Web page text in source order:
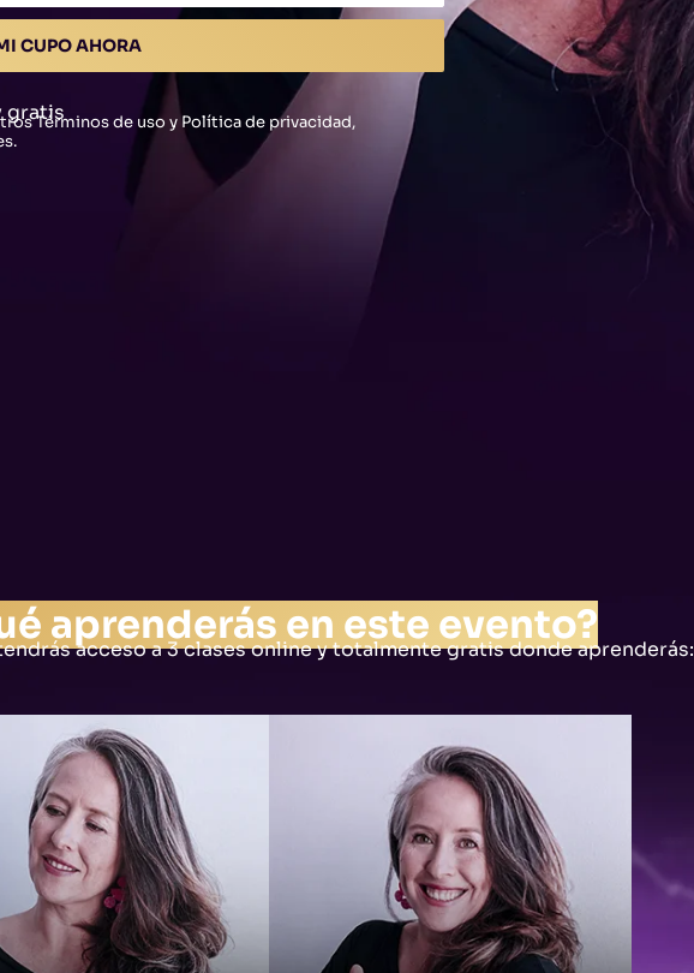
CUPO AHORA
gratis
Términos de uso y Política de privacidad,
aprenderás en este evento?
acceso a 3 clases online y totalmente gratis donde aprenderás: